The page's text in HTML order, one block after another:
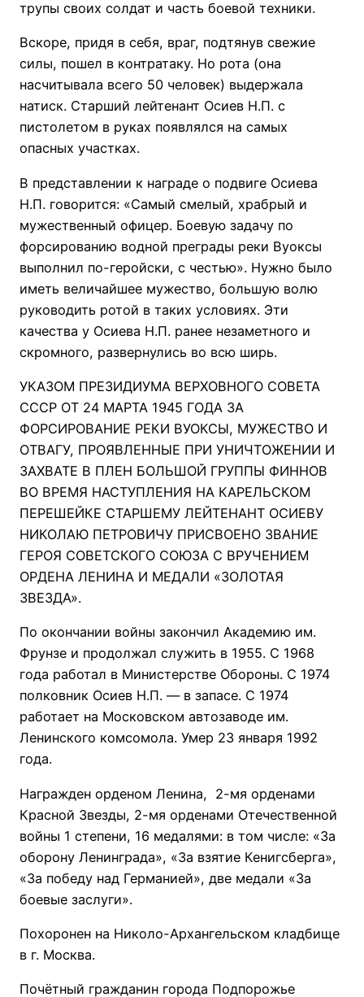
трупы своих солдат и часть боевой техники.
Вскоре, придя в себя, враг, подтянув свежие
силы, пошел в контратаку. Но рота (она
насчитывала всего 50 человек) выдержала
натиск. Старший лейтенант Осиев Н.П. с
пистолетом в руках появлялся на самых
опасных участках.
В представлении к награде о подвиге Осиева
Н.П. говорится: «Самый смелый, храбрый и
мужественный офицер. Боевую задачу по
форсированию водной преграды реки Вуоксы
выполнил по-геройски, с честью». Нужно было
иметь величайшее мужество, большую волю
руководить ротой в таких условиях. Эти
качества у Осиева Н.П. ранее незаметного и
скромного, развернулись во всю ширь.
УКАЗОМ ПРЕЗИДИУМА ВЕРХОВНОГО СОВЕТА
СССР ОТ 24 МАРТА 1945 ГОДА ЗА
ФОРСИРОВАНИЕ РЕКИ ВУОКСЫ, МУЖЕСТВО И
ОТВАГУ, ПРОЯВЛЕННЫЕ ПРИ УНИЧТОЖЕНИИ И
ЗАХВАТЕ В ПЛЕН БОЛЬШОЙ ГРУППЫ ФИННОВ
ВО ВРЕМЯ НАСТУПЛЕНИЯ НА КАРЕЛЬСКОМ
ПЕРЕШЕЙКЕ СТАРШЕМУ ЛЕЙТЕНАНТ ОСИЕВУ
НИКОЛАЮ ПЕТРОВИЧУ ПРИСВОЕНО ЗВАНИЕ
ГЕРОЯ СОВЕТСКОГО СОЮЗА С ВРУЧЕНИЕМ
ОРДЕНА ЛЕНИНА И МЕДАЛИ «ЗОЛОТАЯ
ЗВЕЗДА».
По окончании войны закончил Академию им.
Фрунзе и продолжал служить в 1955. С 1968
года работал в Министерстве Обороны. С 1974
полковник Осиев Н.П. — в запасе. С 1974
работает на Московском автозаводе им.
Ленинского комсомола. Умер 23 января 1992
года.
Награжден орденом Ленина, 2-мя орденами
Красной Звезды, 2-мя орденами Отечественной
войны 1 степени, 16 медалями: в том числе: «За
оборону Ленинграда», «За взятие Кенигсберга»,
«За победу над Германией», две медали «За
боевые заслуги».
Похоронен на Николо-Архангельском кладбище
в г. Москва.
Почётный гражданин города Подпорожье